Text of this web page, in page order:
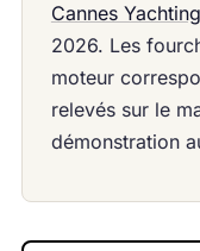
Cannes
2026. Les
moteur
relevés sur le
démonstration